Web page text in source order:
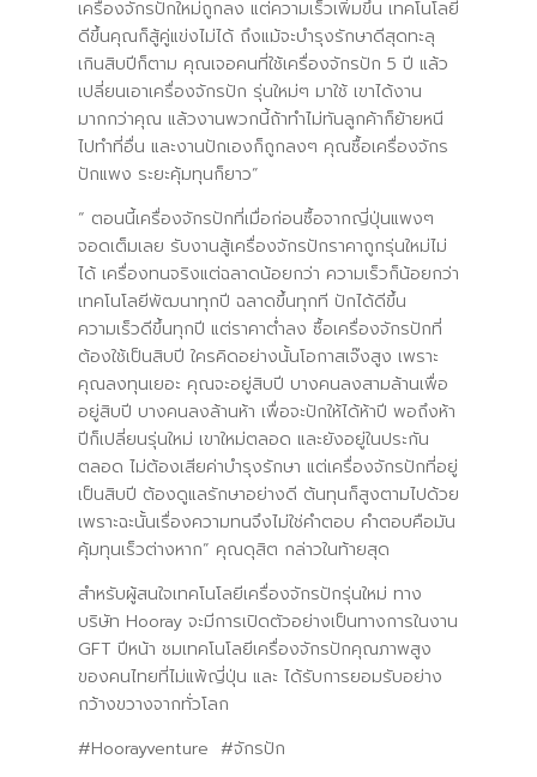
เครื่องจักรปักใหม่ถูกลง แต่ความเร็วเพิ่มขึ้น เทคโนโลยี
ดีขึ้นคุณก็สู้คู่แข่งไม่ได้ ถึงแม้จะบำรุงรักษาดีสุดทะลุ
เกินสิบปีก็ตาม คุณเจอคนที่ใช้เครื่องจักรปัก 5 ปี แล้ว
เปลี่ยนเอาเครื่องจักรปัก รุ่นใหม่ๆ มาใช้ เขาได้งาน
มากกว่าคุณ แล้วงานพวกนี้ถ้าทำไม่ทันลูกค้าก็ย้ายหนี
ไปทำที่อื่น และงานปักเองก็ถูกลงๆ คุณซื้อเครื่องจักร
ปักแพง ระยะคุ้มทุนก็ยาว”
“ ตอนนี้เครื่องจักรปักที่เมื่อก่อนซื้อจากญี่ปุ่นแพงๆ
จอดเต็มเลย รับงานสู้เครื่องจักรปักราคาถูกรุ่นใหม่ไม่
ได้ เครื่องทนจริงแต่ฉลาดน้อยกว่า ความเร็วก็น้อยกว่า
เทคโนโลยีพัฒนาทุกปี ฉลาดขึ้นทุกที ปักได้ดีขึ้น
ความเร็วดีขึ้นทุกปี แต่ราคาต่ำลง ซื้อเครื่องจักรปักที่
ต้องใช้เป็นสิบปี ใครคิดอย่างนั้นโอกาสเจ๊งสูง เพราะ
คุณลงทุนเยอะ คุณจะอยู่สิบปี บางคนลงสามล้านเพื่อ
อยู่สิบปี บางคนลงล้านห้า เพื่อจะปักให้ได้ห้าปี พอถึงห้า
ปีก็เปลี่ยนรุ่นใหม่ เขาใหม่ตลอด และยังอยู่ในประกัน
ตลอด ไม่ต้องเสียค่าบำรุงรักษา แต่เครื่องจักรปักที่อยู่
เป็นสิบปี ต้องดูแลรักษาอย่างดี ต้นทุนก็สูงตามไปด้วย
เพราะฉะนั้นเรื่องความทนจึงไม่ใช่คำตอบ คำตอบคือมัน
คุ้มทุนเร็วต่างหาก” คุณดุสิต กล่าวในท้ายสุด
สำหรับผู้สนใจเทคโนโลยีเครื่องจักรปักรุ่นใหม่ ทาง
บริษัท Hooray จะมีการเปิดตัวอย่างเป็นทางการในงาน
GFT ปีหน้า ชมเทคโนโลยีเครื่องจักรปักคุณภาพสูง
ของคนไทยที่ไม่แพ้ญี่ปุ่น และ ได้รับการยอมรับอย่าง
กว้างขวางจากทั่วโลก
#Hoorayventure #จักรปัก